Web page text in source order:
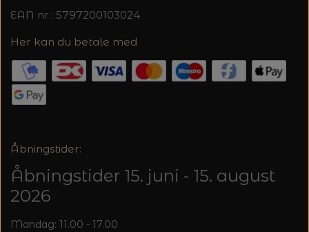
EAN nr.: 5797200103024
Her kan du betale med
Åbningstider:
Åbningstider 15. juni - 15. august
2026
Mandag: 11.00 - 17.00